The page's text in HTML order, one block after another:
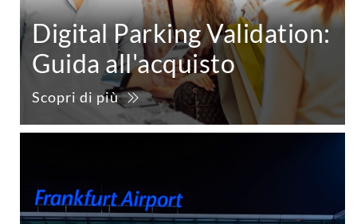
Digital Parking Validation:
Guida all'acquisto
Scopri di più